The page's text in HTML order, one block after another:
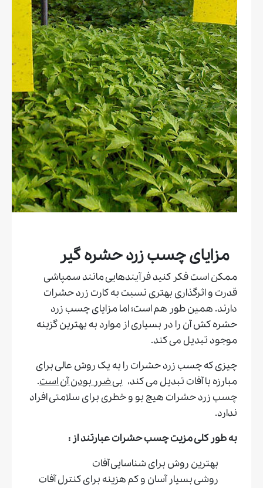
مزایای چسب زرد حشره گیر
ممکن است فکر کنید فرآیندهایی مانند سمپاشی
قدرت و اثرگذاری بهتری نسبت به کارت زرد حشرات
دارند. همین طور هم است؛ اما مزایای چسب زرد
حشره کش آن را در بسیاری از موارد به بهترین گزینه
موجود تبدیل می کند.
چیزی که چسب زرد حشرات را به یک روش عالی برای
مبارزه با آفات تبدیل می کند، بی ضرر بودن آن است.
چسب زرد حشرات هیچ بو و خطری برای سلامتی افراد
ندارد.
به طور کلی مزیت چسب حشرات عبارتند از :
بهترین روش برای شناسایی آفات
روشی بسیار آسان و کم هزینه برای کنترل آفات